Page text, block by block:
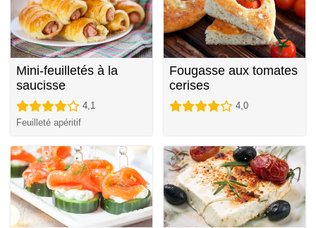
Mini-feuilletés à la
saucisse
4,1
Feuilleté apéritif
Fougasse aux tomates
cerises
4,0